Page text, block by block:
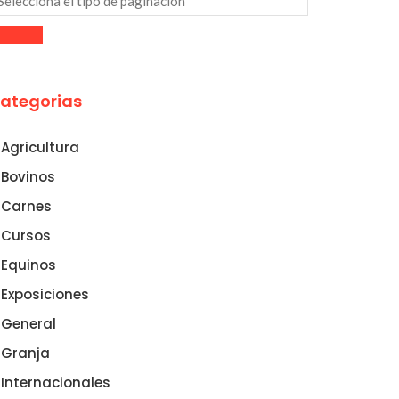
Agricultura
Bovinos
Carnes
Cursos
Equinos
Exposiciones
General
Granja
Internacionales